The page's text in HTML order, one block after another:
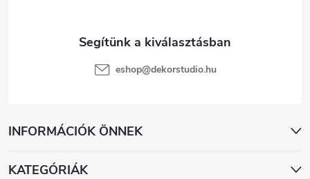
INFORMÁCIÓK ÖNNEK
KATEGÓRIÁK
eshop@dekorstudio.hu